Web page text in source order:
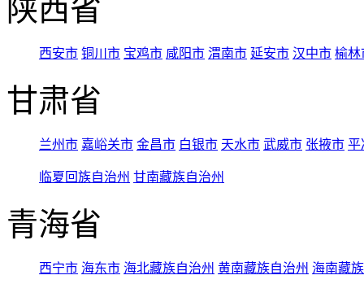
陕西省
西安市 铜川市 宝鸡市 咸阳市 渭南市 延安市 汉中市 榆林
甘肃省
兰州市 嘉峪关市 金昌市 白银市 天水市 武威市 张掖市 平
临夏回族自治州 甘南藏族自治州
青海省
西宁市 海东市 海北藏族自治州 黄南藏族自治州 海南藏